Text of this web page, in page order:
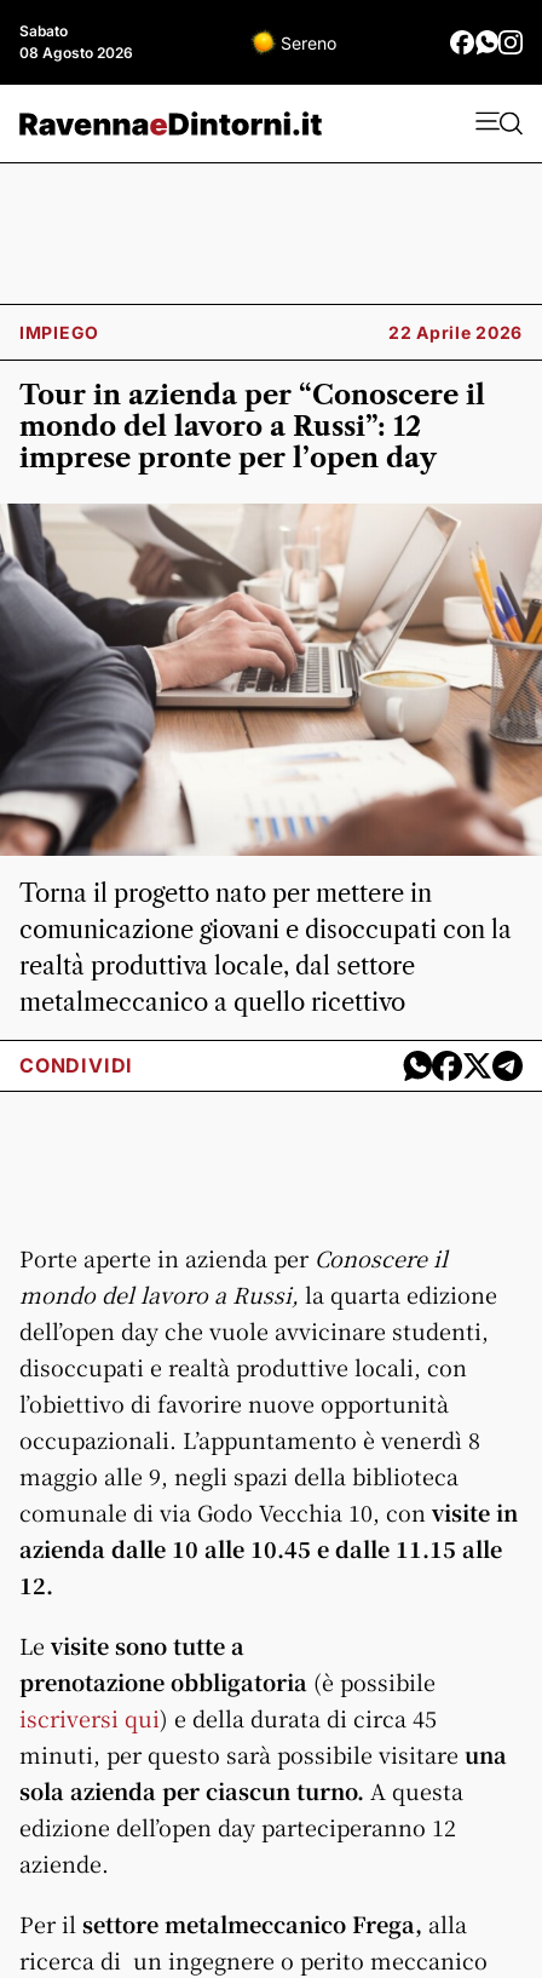
Sabato
08 Agosto 2026
Sereno
IMPIEGO 22 Aprile 2026
Tour in azienda per “Conoscere il
mondo del lavoro a Russi”: 12
imprese pronte per l’open day
Torna il progetto nato per mettere in
comunicazione giovani e disoccupati con la
realtà produttiva locale, dal settore
metalmeccanico a quello ricettivo
CONDIVIDI
Porte aperte in azienda per Conoscere il
mondo del lavoro a Russi, la quarta edizione
dell’open day che vuole avvicinare studenti,
disoccupati e realtà produttive locali, con
l’obiettivo di favorire nuove opportunità
occupazionali. L’appuntamento è venerdì 8
maggio alle 9, negli spazi della biblioteca
comunale di via Godo Vecchia 10, con visite in
azienda dalle 10 alle 10.45 e dalle 11.15 alle
12.
Le visite sono tutte a
prenotazione obbligatoria (è possibile
iscriversi qui) e della durata di circa 45
minuti, per questo sarà possibile visitare una
sola azienda per ciascun turno. A questa
edizione dell’open day parteciperanno 12
aziende.
Per il settoremetalmeccanico Frega, alla
ricerca di un ingegnere o perito meccanico